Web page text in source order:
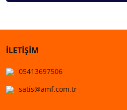
İLETİŞİM
05413697506
satis@amf.com.tr